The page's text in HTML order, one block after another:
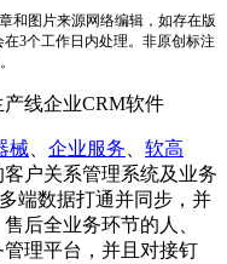
和图片来源网络编辑，如存在版
在3个工作日内处理。非原创标注
械 企业服务
软高
户关系管理系统及业务
端数据打通并同步，并
后全业务环节的人、
理平台，并且对接钉